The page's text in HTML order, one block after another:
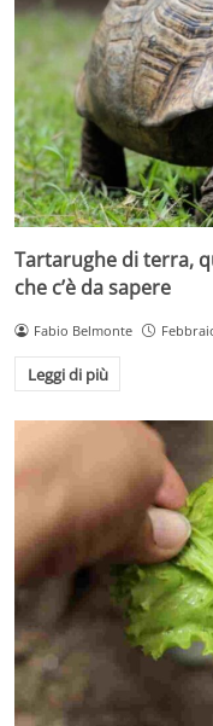
Tartarughe di terra,
che c’è da sapere
Fabio Belmonte
Leggi di più